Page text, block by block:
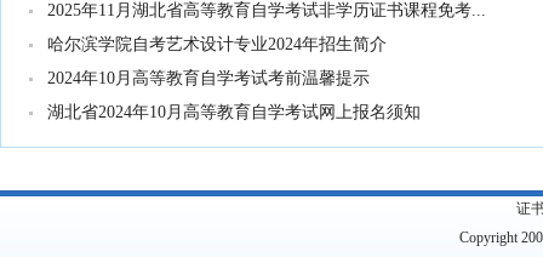
2025年11月湖北省高等教育自学考试非学历证书课程免考...
哈尔滨学院自考艺术设计专业2024年招生简介
2024年10月高等教育自学考试考前温馨提示
湖北省2024年10月高等教育自学考试网上报名须知
证
Copyright